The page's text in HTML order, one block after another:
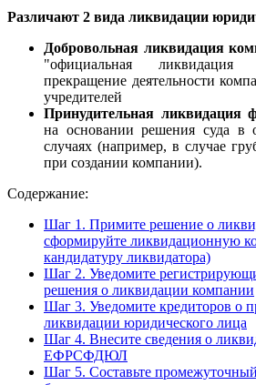
Различают 2 вида ликвидации
Добровольная ликвидация
"официальная ликвидация
прекращение деятельности
учредителей
Принудительная ликвидация
на основании решения суда в
случаях (например, в случае
при создании компании).
Содержание:
Шаг 1. Примите решение о
сформируйте ликвидационную
кандидатуру ликвидатора)
Шаг 2. Уведомите
решения о ликвидации компании
Шаг 3. Уведомите кредиторов о
ликвидации юридического лица
Шаг 4. Внесите сведения о
ЕФРСФДЮЛ
Шаг 5. Составьте